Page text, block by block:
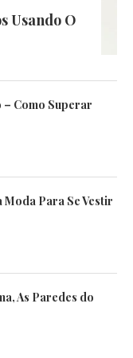
Usando O
– Como Superar
Moda Para Se Vestir
As Paredes do